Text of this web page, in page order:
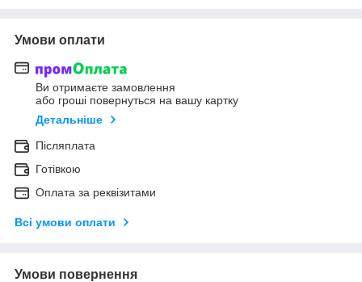
Умови оплати
Ви отримаєте замовлення
або гроші повернуться на вашу картку
Детальніше
Післяплата
Готівкою
Оплата за реквізитами
Всі умови оплати
Умови повернення